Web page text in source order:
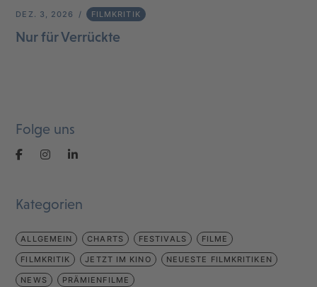
DEZ. 3, 2026 FILMKRITIK
Nur für Verrückte
Folge uns
Kategorien
ALLGEMEIN CHARTS FESTIVALS FILME
FILMKRITIK JETZT IM KINO NEUESTE FILMKRITIKEN
NEWS PRÄMIENFILME